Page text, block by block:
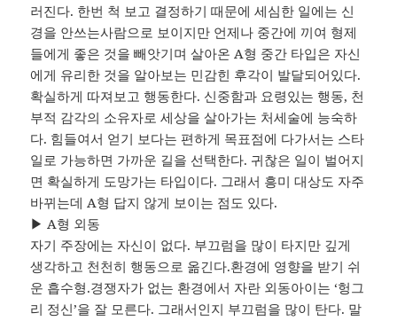
러진다. 한번 척 보고 결정하기 때문에 세심한 일에는 신
경을 안쓰는사람으로 보이지만 언제나 중간에 끼여 형제
들에게 좋은 것을 빼앗기며 살아온 A형 중간 타입은 자신
에게 유리한 것을 알아보는 민감힌 후각이 발달되어있다.
확실하게 따져보고 행동한다. 신중함과 요령있는 행동, 천
부적 감각의 소유자로 세상을 살아가는 처세술에 능숙하
다. 힘들여서 얻기 보다는 편하게 목표점에 다가서는 스타
일로 가능하면 가까운 길을 선택한다. 귀찮은 일이 벌어지
면 확실하게 도망가는 타입이다. 그래서 흥미 대상도 자주
바뀌는데 A형 답지 않게 보이는 점도 있다.
▶ A형 외동
자기 주장에는 자신이 없다. 부끄럼을 많이 타지만 깊게
생각하고 천천히 행동으로 옮긴다.환경에 영향을 받기 쉬
운 흡수형.경쟁자가 없는 환경에서 자란 외동아이는 ‘헝그
리 정신’을 잘 모른다. 그래서인지 부끄럼을 많이 탄다. 말